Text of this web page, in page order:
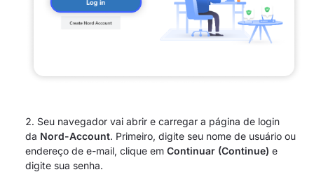
Seu navegador vai abrir e carregar a página de login
da Nord-Account. Primeiro, digite seu nome de usuário ou
endereço de e-mail, clique em Continuar (Continue) e
digite sua senha.